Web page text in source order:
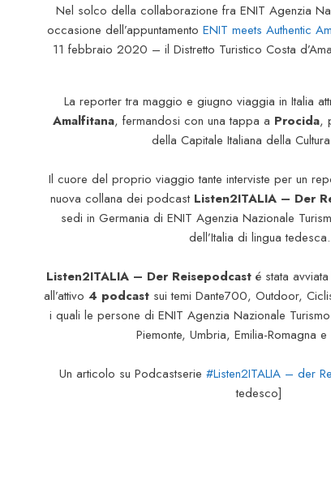
Nel solco della collaborazione fra ENIT Agenzia
occasione dell’appuntamento ENIT meets Authentic
11 febbraio 2020 – il Distretto Turistico Costa
La reporter tra maggio e giugno viaggia in Italia
Amalfitana, fermandosi con una tappa a Procida,
della Capitale Italiana della
Il cuore del proprio viaggio tante interviste per un
nuova collana dei podcast Listen2ITALIA – Der
sedi in Germania di ENIT Agenzia Nazionale
dell’Italia di lingua tedesca.
Listen2ITALIA – Der Reisepodcast é stata
all’attivo 4 podcast sui temi Dante700, Outdoor,
i quali le persone di ENIT Agenzia Nazionale
Piemonte, Umbria, Emilia-Romagna e
Un articolo su Podcastserie #Listen2ITALIA – der
tedesco]